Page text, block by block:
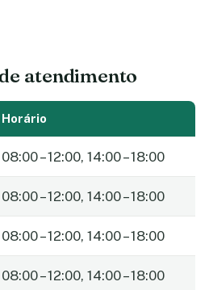
atendimento
Horário
08:00 – 12:00, 14:00 – 18:00
08:00 – 12:00, 14:00 – 18:00
08:00 – 12:00, 14:00 – 18:00
08:00 – 12:00, 14:00 – 18:00